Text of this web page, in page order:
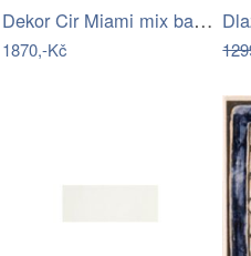
Dekor Cir Miami mix barev fisher island…
1870,-Kč